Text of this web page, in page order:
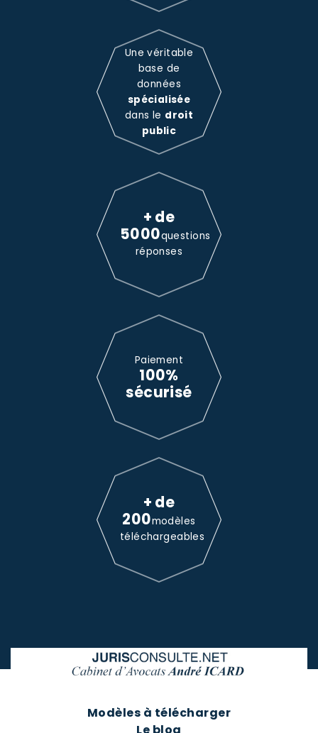
Une véritable
base de
données
spécialisée
dans le droit
public
+ de
5000questions
réponses
Paiement
100%
sécurisé
+ de
200modèles
téléchargeables
Modèles à télécharger
Le blog